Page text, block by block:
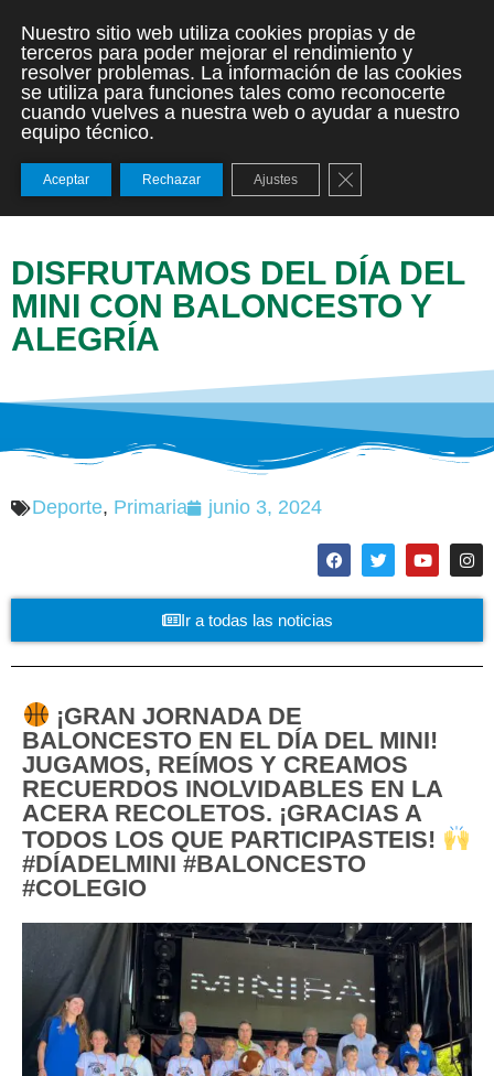
DISFRUTAMOS DEL DÍA DEL
MINI CON BALONCESTO Y
ALEGRÍA
Deporte, Primaria junio 3, 2024
Ir a todas las noticias
¡GRAN JORNADA DE
BALONCESTO EN EL DÍA DEL MINI!
JUGAMOS, REÍMOS Y CREAMOS
RECUERDOS INOLVIDABLES EN LA
ACERA RECOLETOS. ¡GRACIAS A
TODOS LOS QUE PARTICIPASTEIS!
#DÍADELMINI #BALONCESTO
#COLEGIO
Nuestro sitio web utiliza cookies propias y de
terceros para poder mejorar el rendimiento y
resolver problemas. La información de las cookies
se utiliza para funciones tales como reconocerte
cuando vuelves a nuestra web o ayudar a nuestro
equipo técnico.
Aceptar Rechazar Ajustes Cerrar el banner de